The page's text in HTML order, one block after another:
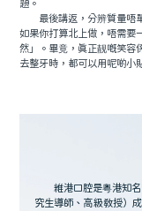
題。
最後講返，分辨質量唔單
如果你打算北上做，唔需要
然」。畢竟，真正靓嘅笑容
去整牙時，都可以用呢啲小
維港口腔是粵港知
究生導師、高級教授）